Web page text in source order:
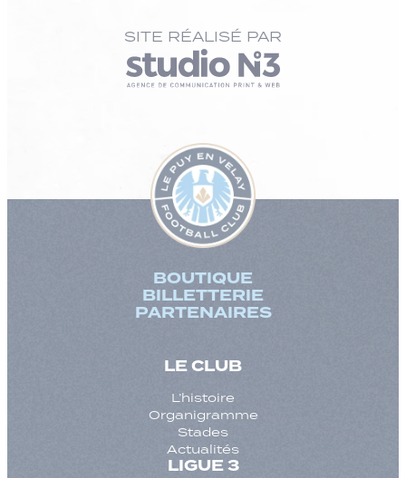
SITE RÉALISÉ PAR
BOUTIQUE
BILLETTERIE
PARTENAIRES
LE CLUB
L’histoire
Organigramme
Stades
Actualités
LIGUE 3